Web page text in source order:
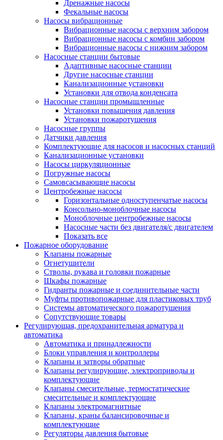
Дренажные насосы
Фекальные насосы
Насосы вибрационные
Вибрационные насосы с верхним забором
Вибрационные насосы с комбин забором
Вибрационные насосы с нижним забором
Насосные станции бытовые
Адаптивные насосные станции
Другие насосные станции
Канализационные установки
Установки для отвода конденсата
Насосные станции промышленные
Установки повышения давления
Установки пожаротушения
Насосные группы
Датчики давления
Комплектующие для насосов и насосных станций
Канализационные установки
Насосы циркуляционные
Погружные насосы
Самовсасывающие насосы
Центробежные насосы
Горизонтальные одноступенчатые насосы
Консольно-моноблочные насосы
Моноблочные центробежные насосы
Насосные части без двигателя/с двигателем
Показать все
Пожарное оборудование
Клапаны пожарные
Огнетушители
Стволы, рукава и головки пожарные
Шкафы пожарные
Гидранты пожарные и соединительные части
Муфты противопожарные для пластиковых труб
Системы автоматического пожаротушения
Сопутствующие товары
Регулирующая, предохранительная арматура и
автоматика
Автоматика и принадлежности
Блоки управления и контроллеры
Клапаны и затворы обратные
Клапаны регулирующие, электроприводы и
комплектующие
Клапаны смесительные, термостатические
смесительные и комплектующие
Клапаны электромагнитные
Клапаны, краны балансировочные и
комплектующие
Регуляторы давления бытовые